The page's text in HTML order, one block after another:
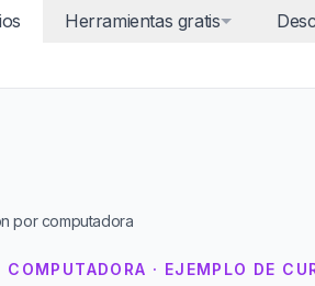
Herramientas gratis
por computadora
· EJEMPLO DE